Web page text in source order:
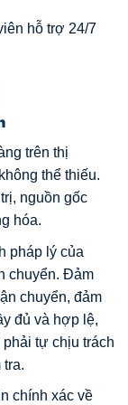
hỗ trợ 24/7
trên thị
thể thiếu.
nguồn gốc
hóa.
pháp lý của
chuyển. Đảm
chuyển, đảm
đủ và hợp lệ,
tự chịu trách
chính xác về